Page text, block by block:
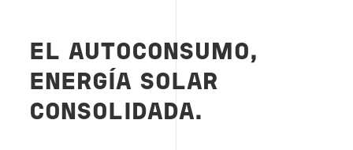
EL AUTOCONSUMO,
ENERGÍA SOLAR
CONSOLIDADA.